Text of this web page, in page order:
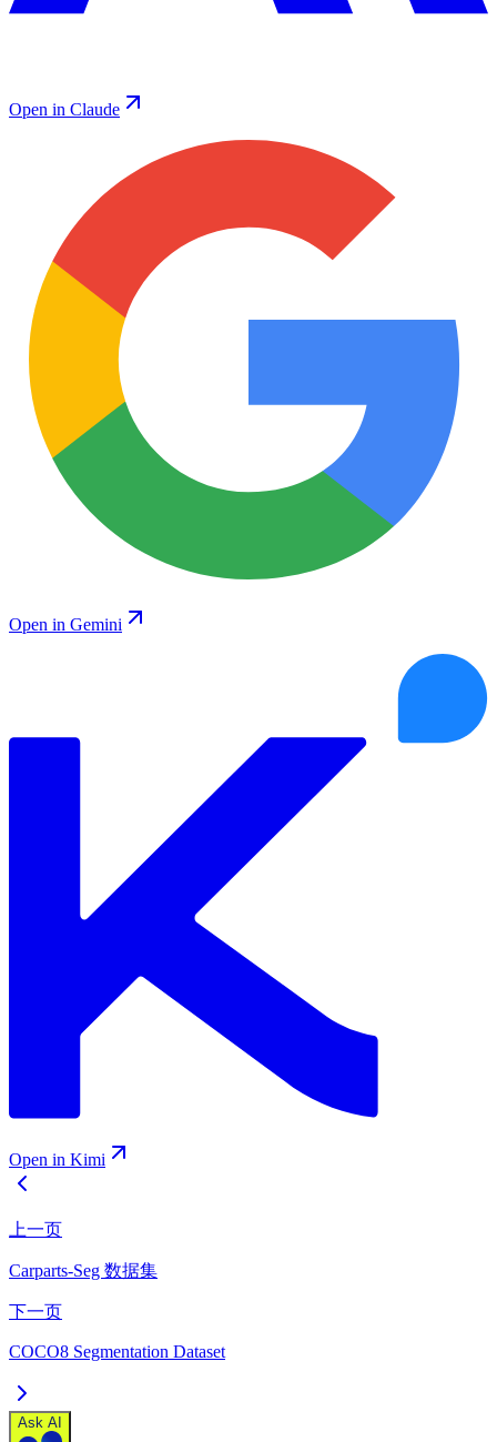
Open in Claude
Open in Gemini
Open in Kimi
上一页
Carparts-Seg 数据集
下一页
COCO8 Segmentation Dataset
Ask AI